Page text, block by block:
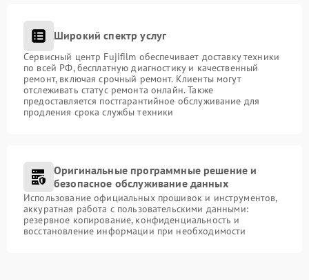
Широкий спектр услуг
Сервисный центр Fujifilm обеспечивает доставку техники
по всей РФ, бесплатную диагностику и качественный
ремонт, включая срочный ремонт. Клиенты могут
отслеживать статус ремонта онлайн. Также
предоставляется постгарантийное обслуживание для
продления срока службы техники
Оригинальные программные решение и
безопасное обслуживание данных
Использование официальных прошивок и инструментов,
аккуратная работа с пользовательскими данными:
резервное копирование, конфиденциальность и
восстановление информации при необходимости